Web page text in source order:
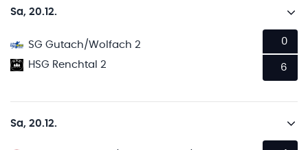
Sa, 20.12.
SG Gutach/Wolfach 2
HSG Renchtal 2
0
6
Sa, 20.12.